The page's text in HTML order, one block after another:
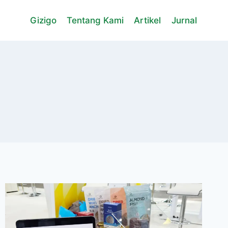
Gizigo Tentang Kami Artikel Jurnal